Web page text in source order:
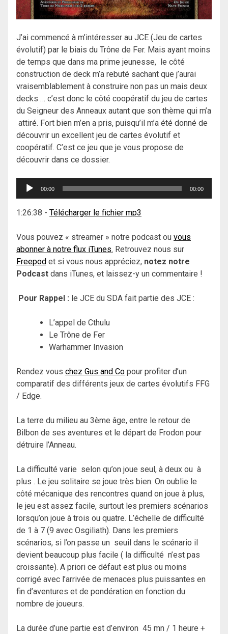
J’ai commencé à m’intéresser au JCE (Jeu de cartes
évolutif) par le biais du Trône de Fer. Mais ayant moins
de temps que dans ma prime jeunesse, le côté
construction de deck m’a rebuté sachant que j’aurai
vraisemblablement à construire non pas un mais deux
decks … c’est donc le côté coopératif du jeu de cartes
du Seigneur des Anneaux autant que son thème qui m’a
attiré. Fort bien m’en a pris, puisqu’il m’a été donné de
découvrir un excellent jeu de cartes évolutif et
coopératif. C’est ce jeu que je vous propose de
découvrir dans ce dossier.
Lecteur
00:00 00:00
1:26:38 - Télécharger le fichier mp3
Vous pouvez « streamer » notre podcast ou vous
abonner à notre flux iTunes. Retrouvez nous sur
Freepod et si vous nous appréciez, notez notre
Podcast dans iTunes, et laissez-y un commentaire !
Pour Rappel : le JCE du SDA fait partie des JCE :
L’appel de Cthulu
Le Trône de Fer
Warhammer Invasion
Rendez vous chez Gus and Co pour profiter d’un
comparatif des différents jeux de cartes évolutifs FFG
/ Edge.
La terre du milieu au 3ème âge, entre le retour de
Bilbon de ses aventures et le départ de Frodon pour
détruire l’Anneau.
La difficulté varie selon qu’on joue seul, à deux ou à
plus . Le jeu solitaire se joue très bien. On oublie le
côté mécanique des rencontres quand on joue à plus,
le jeu est assez facile, surtout les premiers scénarios
lorsqu’on joue à trois ou quatre. L’échelle de difficulté
de 1 à 7 (9 avec Osgiliath). Dans les premiers
scénarios, si l’on passe un seuil dans le scénario il
devient beaucoup plus facile ( la difficulté n’est pas
croissante). A priori ce défaut est plus ou moins
corrigé avec l’arrivée de menaces plus puissantes en
fin d’aventures et de pondération en fonction du
nombre de joueurs.
La durée d’une partie est d’environ 45 mn / 1 heure +